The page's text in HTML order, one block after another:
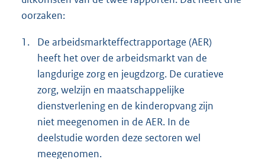
oorzaken:
1.
De arbeidsmarkteffectrapportage (AER)
heeft het over de arbeidsmarkt van de
langdurige zorg en jeugdzorg. De curatieve
zorg, welzijn en maatschappelijke
dienstverlening en de kinderopvang zijn
niet meegenomen in de AER. In de
deelstudie worden deze sectoren wel
meegenomen.